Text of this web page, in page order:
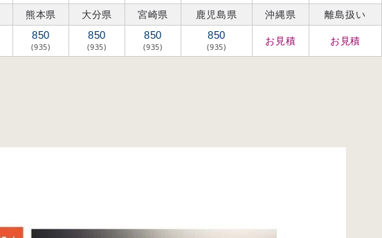
熊本県 大分県 宮崎県 鹿児島県 沖縄県 離島扱い
850
(935)
850
(935)
850
(935)
850
(935) お見積 お見積